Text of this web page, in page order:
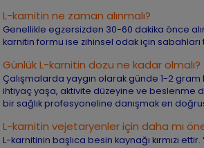
L-karnitin ne zaman alınmalı?
Genellikle egzersizden 30-60 dakika önce
karnitin formu ise zihinsel odak için
Günlük L-karnitin dozu ne kadar olmalı?
Çalışmalarda yaygın olarak günde 1-2 gram
ihtiyaç yaşa, aktivite düzeyine ve beslenme
bir sağlık profesyoneline danışmak en
L-karnitin vejetaryenler için daha mı
L-karnitinin başlıca besin kaynağı kırmızı